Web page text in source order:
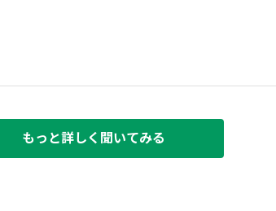
もっと詳しく聞いてみる